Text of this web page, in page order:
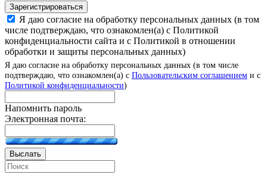
Зарегистрироваться
Я даю согласие на обработку персональных данных (в том
числе подтверждаю, что ознакомлен(а) с Политикой
конфиденциальности сайта и с Политикой в отношении
обработки и защиты персональных данных)
Я даю согласие на обработку персональных данных (в том числе
подтверждаю, что ознакомлен(а) с Пользовательским соглашением и с
Политикой конфиденциальности)
Напомнить пароль
Электронная почта:
Выслать